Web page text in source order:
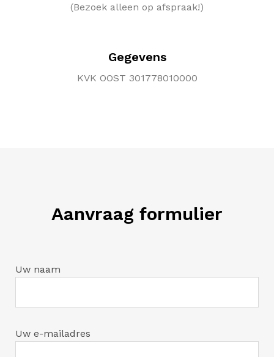
(Bezoek alleen op afspraak!)
Gegevens
KVK OOST 301778010000
Aanvraag formulier
Uw naam
Uw e-mailadres